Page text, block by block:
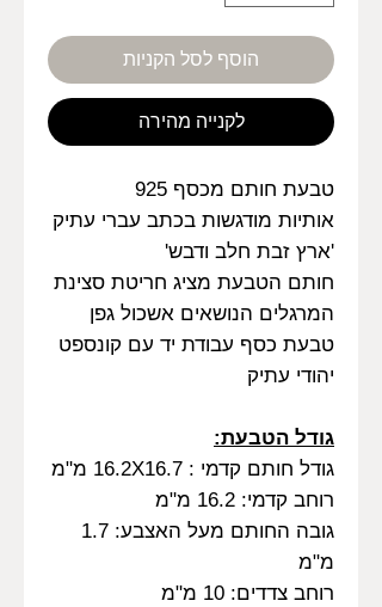
הוסף לסל הקניות
לקנייה מהירה
טבעת חותם מכסף 925
אותיות מודגשות בכתב עברי עתיק
'ארץ זבת חלב ודבש'
חותם הטבעת מציג חריטת סצינת
המרגלים הנושאים אשכול גפן
טבעת כסף עבודת יד עם קונספט
יהודי עתיק
גודל הטבעת:
גודל חותם קדמי : 16.2X16.7 מ"מ
רוחב קדמי: 16.2 מ"מ
גובה החותם מעל האצבע: 1.7
מ"מ
רוחב צדדים: 10 מ"מ